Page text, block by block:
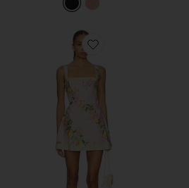
Favorite JUDIE オールイ